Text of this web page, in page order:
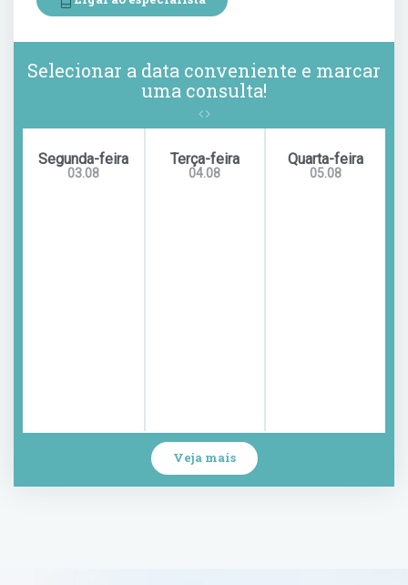
Selecionar a data conveniente e marcar
uma consulta!
Segunda-feira
03.08
Terça-feira
04.08
Quarta-feira
05.08
Veja mais